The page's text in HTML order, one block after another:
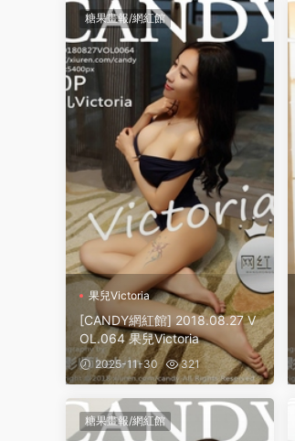
糖果畫報/網紅館
果兒Victoria
[CANDY網紅館] 2018.08.27 V
OL.064 果兒Victoria
2025-11-30 321
糖果畫報/網紅館